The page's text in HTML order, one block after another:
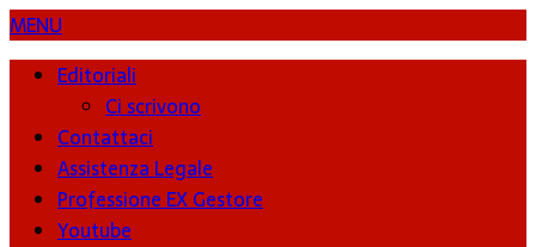
MENU
Editoriali
Ci scrivono
Contattaci
Assistenza Legale
Professione EX Gestore
Youtube